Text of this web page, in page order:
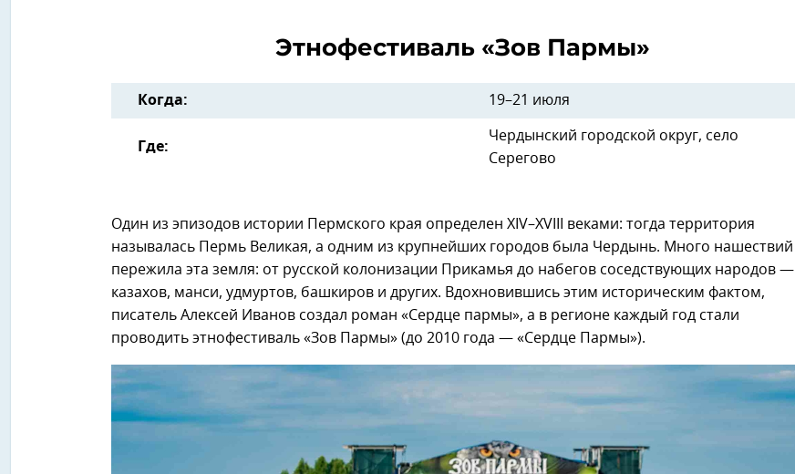
Этнофестиваль «Зов Пармы»
Когда: 19–21 июля
Где:
Чердынский городской округ, село
Серегово
Один из эпизодов истории Пермского края определен XIV–XVIII веками: тогда территория
называлась Пермь Великая, а одним из крупнейших городов была Чердынь. Много нашествий
пережила эта земля: от русской колонизации Прикамья до набегов соседствующих народов —
казахов, манси, удмуртов, башкиров и других. Вдохновившись этим историческим фактом,
писатель Алексей Иванов создал роман «Сердце пармы», а в регионе каждый год стали
проводить этнофестиваль «Зов Пармы» (до 2010 года — «Сердце Пармы»).